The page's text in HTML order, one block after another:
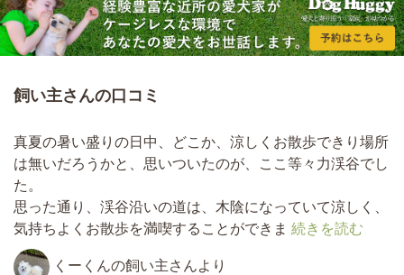
飼い主さんの口コミ
真夏の暑い盛りの日中、どこか、涼しくお散歩できり場所
は無いだろうかと、思いついたのが、ここ等々力渓谷でし
た。
思った通り、渓谷沿いの道は、木陰になっていて涼しく、
気持ちよくお散歩を満喫することができま 続きを読む
くーくんの飼い主さんより